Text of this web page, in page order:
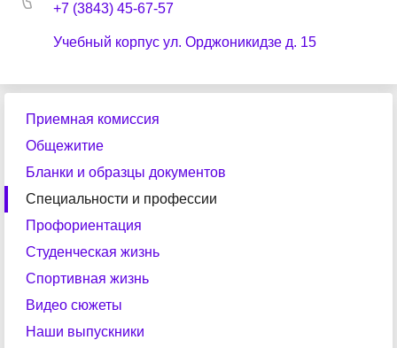
+7 (3843) 45-67-57
Учебный корпус ул. Орджоникидзе д. 15
Приемная комиссия
Общежитие
Бланки и образцы документов
Специальности и профессии
Профориентация
Студенческая жизнь
Спортивная жизнь
Видео сюжеты
Наши выпускники